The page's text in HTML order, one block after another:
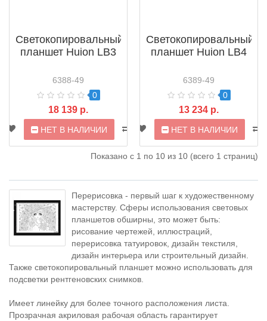
Светокопировальный
планшет Huion LB3
6388-49
0
18 139 р.
НЕТ В НАЛИЧИИ
Светокопировальный
планшет Huion LB4
6389-49
0
13 234 р.
НЕТ В НАЛИЧИИ
Показано с 1 по 10 из 10 (всего 1 страниц)
Перерисовка - первый шаг к художественному
мастерству. Сферы использования световых
планшетов обширны, это может быть:
рисование чертежей, иллюстраций,
перерисовка татуировок, дизайн текстиля,
дизайн интерьера или строительный дизайн.
Также светокопировальный планшет можно использовать для
подсветки рентгеновских снимков.
Имеет линейку для более точного расположения листа.
Прозрачная акриловая рабочая область гарантирует